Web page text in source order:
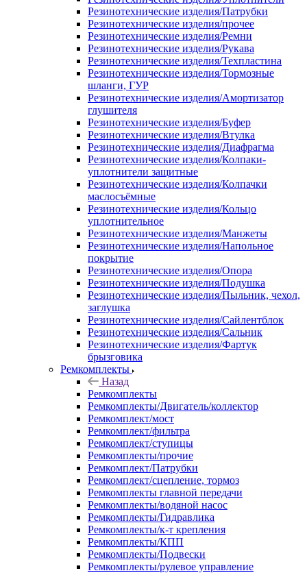
Резинотехнические изделия/Патрубки
Резинотехнические изделия/прочее
Резинотехнические изделия/Ремни
Резинотехнические изделия/Рукава
Резинотехнические изделия/Техпластина
Резинотехнические изделия/Тормозные
шланги, ГУР
Резинотехнические изделия/Амортизатор
глушителя
Резинотехнические изделия/Буфер
Резинотехнические изделия/Втулка
Резинотехнические изделия/Диафрагма
Резинотехнические изделия/Колпаки-
уплотнители защитные
Резинотехнические изделия/Колпачки
маслосъёмные
Резинотехнические изделия/Кольцо
уплотнительное
Резинотехнические изделия/Манжеты
Резинотехнические изделия/Напольное
покрытие
Резинотехнические изделия/Опора
Резинотехнические изделия/Подушка
Резинотехнические изделия/Пыльник, чехол,
заглушка
Резинотехнические изделия/Сайлентблок
Резинотехнические изделия/Сальник
Резинотехнические изделия/Фартук
брызговика
Ремкомплекты
Назад
Ремкомплекты
Ремкомплекты/Двигатель/коллектор
Ремкомплект/мост
Ремкомплект/фильтра
Ремкомплект/ступицы
Ремкомплекты/прочие
Ремкомплект/Патрубки
Ремкомплект/сцепление, тормоз
Ремкомплекты главной передачи
Ремкомплекты/водяной насос
Ремкомплекты/Гидравлика
Ремкомплекты/к-т крепления
Ремкомплекты/КПП
Ремкомплекты/Подвески
Ремкомплекты/рулевое управление